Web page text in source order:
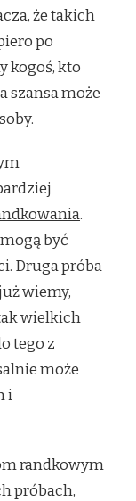
że takich
po
kogoś, kto
szansa może
.
być
Druga próba
wiemy,
wielkich
tego z
może
i
randkowym
próbach,